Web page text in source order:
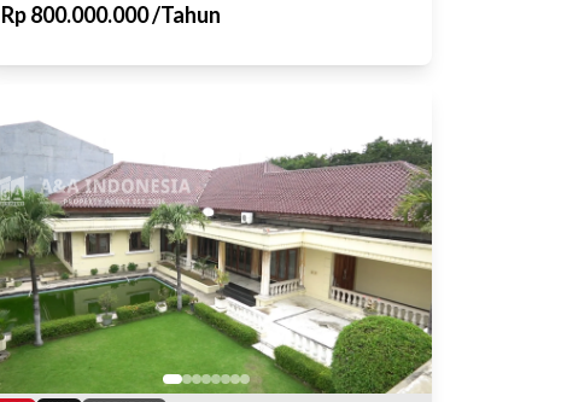
Rp800.000.000/Tahun